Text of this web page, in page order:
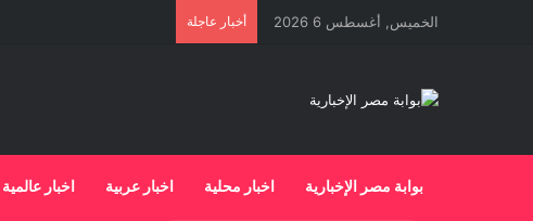
الخميس, أغسطس 6 2026 أخبار عاجلة
بوابة مصر الإخبارية اخبار محلية اخبار عربية اخبار عالمية